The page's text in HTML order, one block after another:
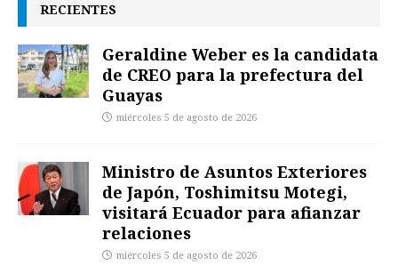
RECIENTES
Geraldine Weber es la candidata
de CREO para la prefectura del
Guayas
miércoles 5 de agosto de 2026
Ministro de Asuntos Exteriores
de Japón, Toshimitsu Motegi,
visitará Ecuador para afianzar
relaciones
miércoles 5 de agosto de 2026